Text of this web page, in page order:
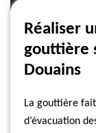
Réaliser
gouttière
Douains
La gouttière
d’évacuation